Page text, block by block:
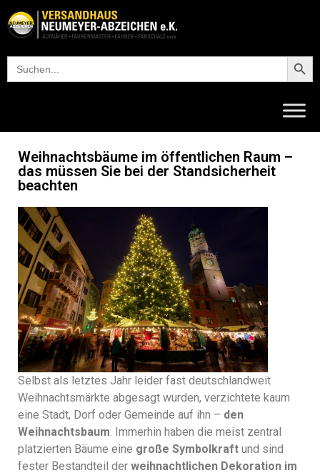
Search
for:
Weihnachtsbäume im öffentlichen Raum –
das müssen Sie bei der Standsicherheit
beachten
Selbst als letztes Jahr leider fast deutschlandweit
Weihnachtsmärkte abgesagt wurden, verzichtete kaum
eine Stadt, Dorf oder Gemeinde auf ihn – den
Weihnachtsbaum . Immerhin haben die meist zentral
platzierten Bäume eine große Symbolkraft und sind
fester Bestandteil der weihnachtlichen Dekoration im